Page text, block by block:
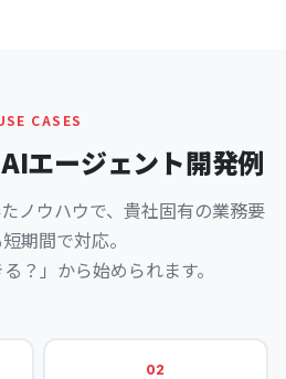
CASES
エージェント開発例
ノウハウで、貴社固有の業務要
期間で対応。
？」から始められます。
02